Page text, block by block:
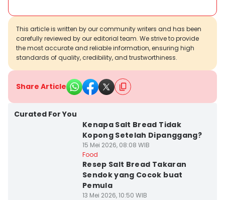
This article is written by our community writers and has been
carefully reviewed by our editorial team. We strive to provide
the most accurate and reliable information, ensuring high
standards of quality, credibility, and trustworthiness.
Share Article
Curated For You
Kenapa Salt Bread Tidak
Kopong Setelah Dipanggang?
15 Mei 2026, 08:08 WIB
Food
Resep Salt Bread Takaran
Sendok yang Cocok buat
Pemula
13 Mei 2026, 10:50 WIB